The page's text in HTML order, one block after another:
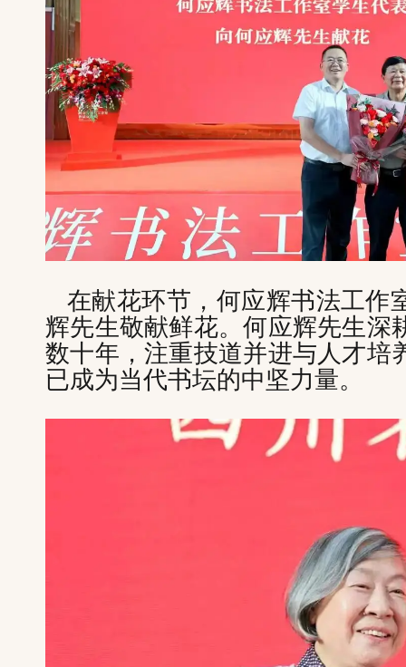
在献花环节，何应辉书法工作
辉先生敬献鲜花。何应辉先生深
数十年，注重技道并进与人才培
已成为当代书坛的中坚力量。